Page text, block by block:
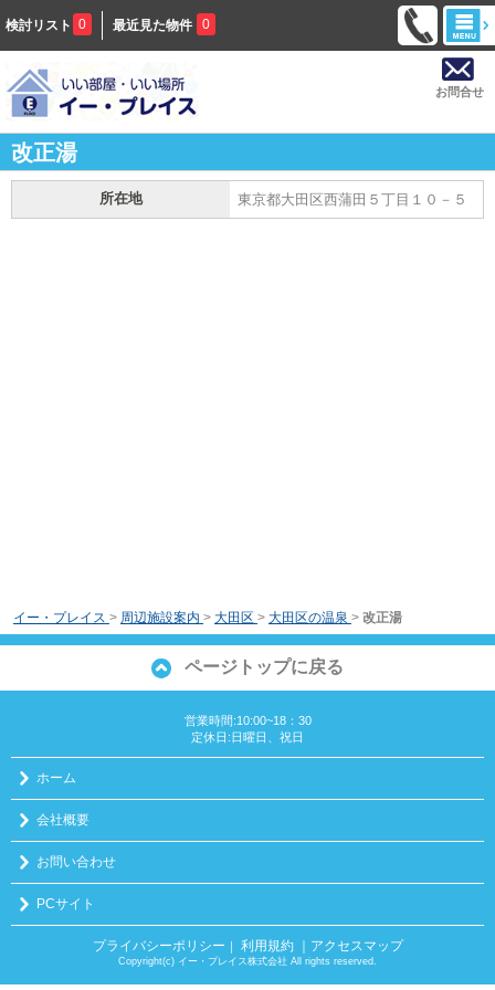
検討リスト 0 最近見た物件 0
お問合せ
改正湯
所在地 東京都大田区西蒲田５丁目１０－５
イー・プレイス > 周辺施設案内 > 大田区 > 大田区の温泉 > 改正湯
ページトップに戻る
営業時間:10:00~18：30
定休日:日曜日、祝日
ホーム
会社概要
お問い合わせ
PCサイト
プライバシーポリシー ｜ 利用規約 ｜アクセスマップ
Copyright(c) イー・プレイス株式会社 All rights reserved.